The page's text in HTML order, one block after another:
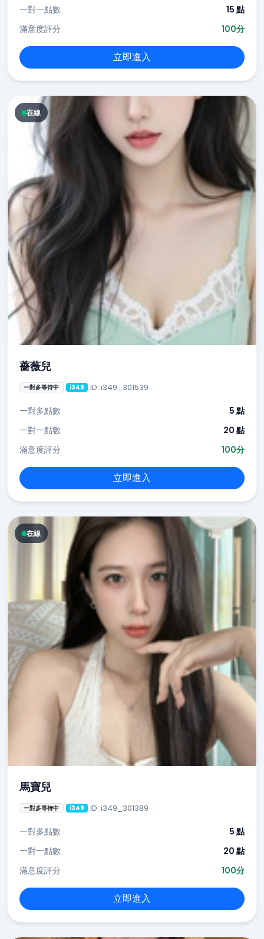
一對一點數
15 點
滿意度評分
100分
立即進入
在線
薔薇兒
一對多等待中 i349 ID: i349_301539
一對多點數
5 點
一對一點數
20 點
滿意度評分
100分
立即進入
在線
馬寶兒
一對多等待中 i349 ID: i349_301389
一對多點數
5 點
一對一點數
20 點
滿意度評分
100分
立即進入